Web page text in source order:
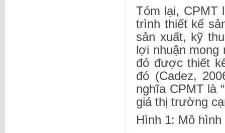
Tóm lại, CPMT
trình thiết kế
sản xuất, kỹ
lợi nhuận
đó được thiết
đó (Cadez,
nghĩa CPMT là
giá thị trường
Hình 1: Mô